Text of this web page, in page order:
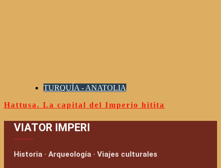
TURQUÍA - ANATOLIA
Hattusa. La capital del Imperio hitita
VIATOR IMPERI
Historia · Arqueología · Viajes culturales